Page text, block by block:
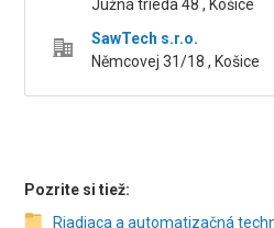
Južná trieda 48 , Košice
SawTech s.r.o.
Němcovej 31/18 , Košice
Pozrite si tiež:
Riadiaca a automatizačná